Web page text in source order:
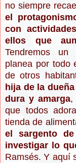
no siempre
e l
con acti
ellos que
Tendremos un
planea por todo
deotros habita
hija de la
dura y amarga,
que todos
tienda de
el sargento
investigar lo
Ramsés. Y aquí